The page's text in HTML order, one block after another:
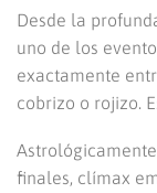
Desde la
uno de los
exactamente
cobrizo o rojizo.
finales, clímax